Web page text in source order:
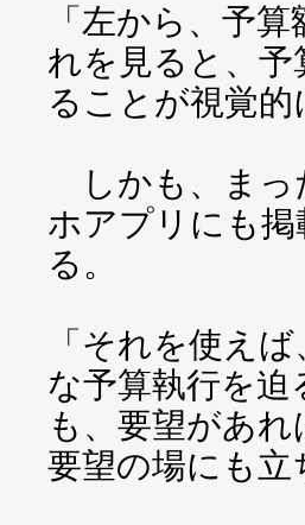
「左から、予
れを見ると、
ることが視覚
しかも、まっ
ホアプリにも
る。
「それを使え
な予算執行を
も、要望があ
要望の場にも